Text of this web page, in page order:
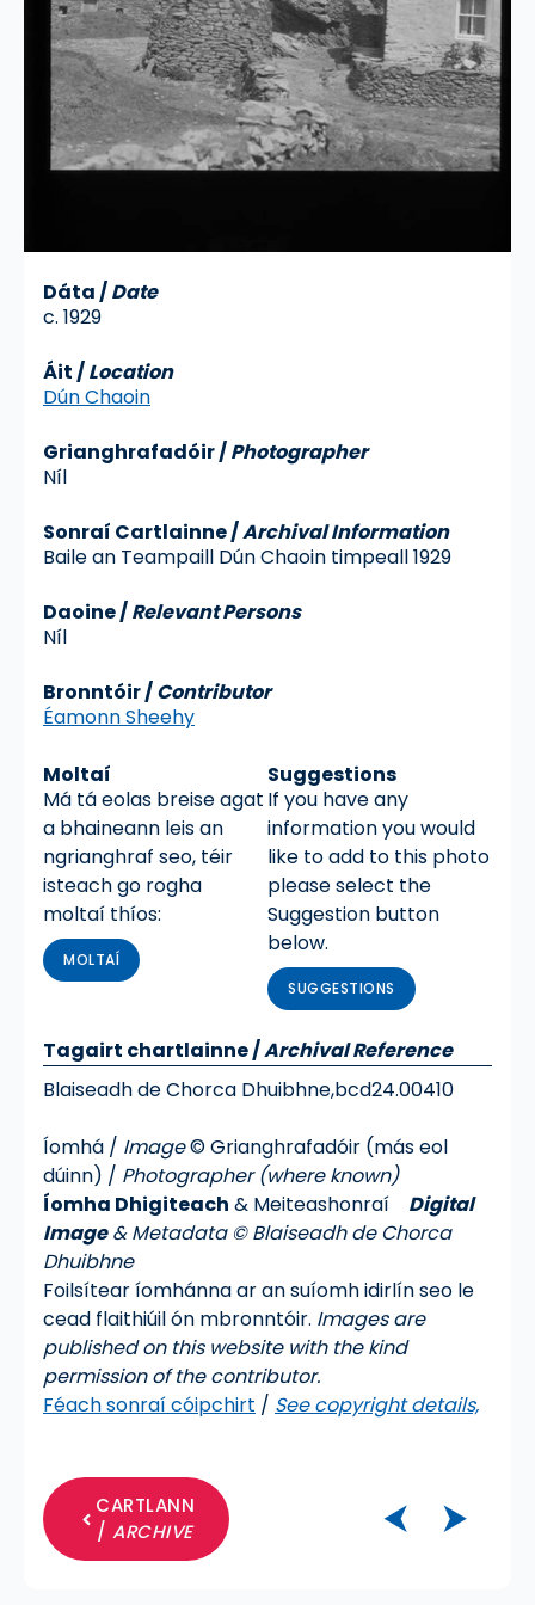
Dáta/Date
c. 1929
Áit/Location
Dún Chaoin
Grianghrafadóir/Photographer
Níl
Sonraí Cartlainne/Archival Information
Baile an Teampaill Dún Chaoin timpeall 1929
Daoine /Relevant Persons
Níl
Bronntóir /Contributor
Éamonn Sheehy
Moltaí
Má tá eolas breise agat
a bhaineann leis an
ngrianghraf seo, téir
isteach go rogha
moltaí thíos:
MOLTAÍ
Suggestions
If you have any
information you would
like to add to this photo
please select the
Suggestion button
below.
SUGGESTIONS
Tagairt chartlainne/Archival Reference
Blaiseadh de Chorca Dhuibhne,bcd24.00410
Íomhá / Image© Grianghrafadóir (más eol
dúinn) / Photographer (where known)
Íomha Dhigiteach & Meiteashonraí Digital
Image& Metadata © Blaiseadh de Chorca
Dhuibhne
Foilsítear íomhánna ar an suíomh idirlín seo le
cead flaithiúil ón mbronntóir. Images are
published on this website with the kind
permission of the contributor.
Féach sonraí cóipchirt / See copyright details,
CARTLANN
/ARCHIVE ⮜ ⮞